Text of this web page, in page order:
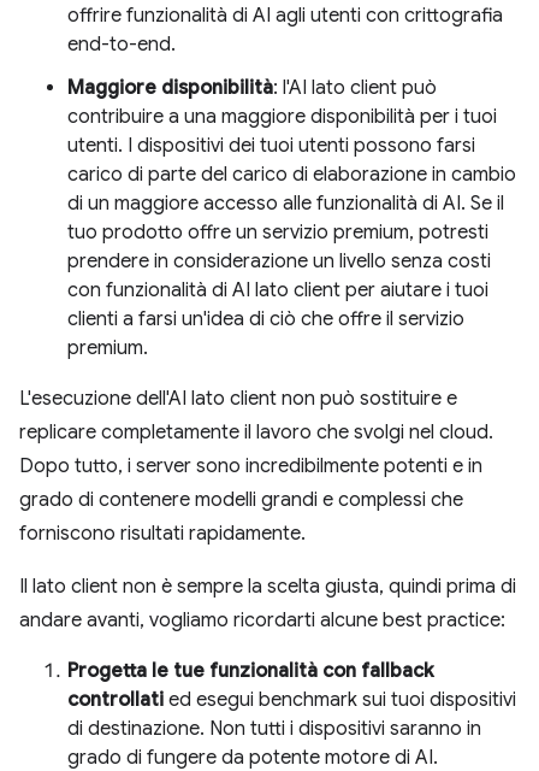
offrire funzionalità di AI agli utenti con crittografia
end-to-end.
Maggiore disponibilità: l'AI lato client può
contribuire a una maggiore disponibilità per i tuoi
utenti. I dispositivi dei tuoi utenti possono farsi
carico di parte del carico di elaborazione in cambio
di un maggiore accesso alle funzionalità di AI. Se il
tuo prodotto offre un servizio premium, potresti
prendere in considerazione un livello senza costi
con funzionalità di AI lato client per aiutare i tuoi
clienti a farsi un'idea di ciò che offre il servizio
premium.
L'esecuzione dell'AI lato client non può sostituire e
replicare completamente il lavoro che svolgi nel cloud.
Dopo tutto, i server sono incredibilmente potenti e in
grado di contenere modelli grandi e complessi che
forniscono risultati rapidamente.
Il lato client non è sempre la scelta giusta, quindi prima di
andare avanti, vogliamo ricordarti alcune best practice:
Progetta le tue funzionalità con fallback
controllati ed esegui benchmark sui tuoi dispositivi
di destinazione. Non tutti i dispositivi saranno in
grado di fungere da potente motore di AI.